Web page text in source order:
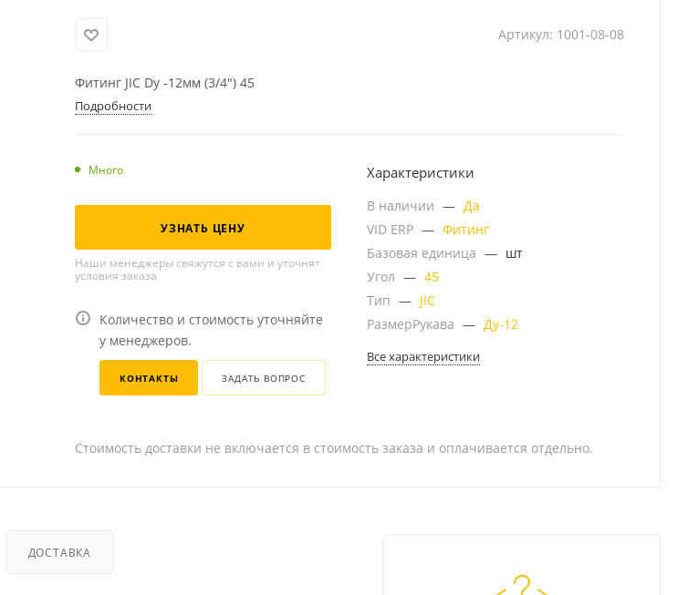
Артикул: 1001-08-08
Фитинг JIC Dу -12мм (3/4") 45
Подробности
Много
УЗНАТЬ ЦЕНУ
Наши менеджеры свяжутся с вами и уточнят
условия заказа
Количество и стоимость уточняйте
у менеджеров.
КОНТАКТЫ ЗАДАТЬ ВОПРОС
Характеристики
В наличии — Да
VID ERP — Фитинг
Базовая единица — шт
Угол — 45
Тип — JIC
РазмерРукава — Ду-12
Все характеристики
Стоимость доставки не включается в стоимость заказа и оплачивается отдельно.
ДОСТАВКА